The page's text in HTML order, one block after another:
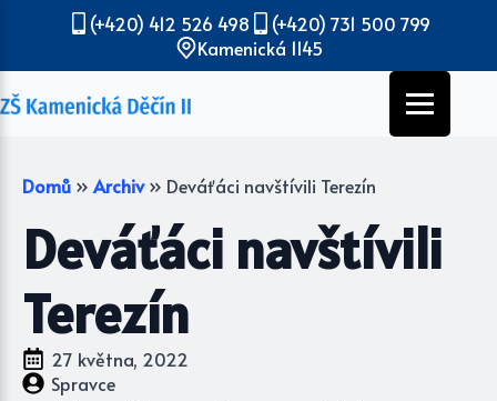
(+420) 412 526 498
(+420) 731 500 799
Kamenická 1145
Domů » Archiv » Deváťáci navštívili Terezín
Deváťáci navštívili
Terezín
27 května, 2022
Spravce